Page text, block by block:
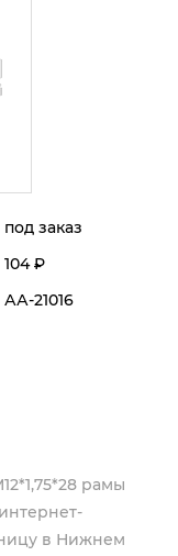
под заказ
104Р
АА-21016
рамы
в Нижнем